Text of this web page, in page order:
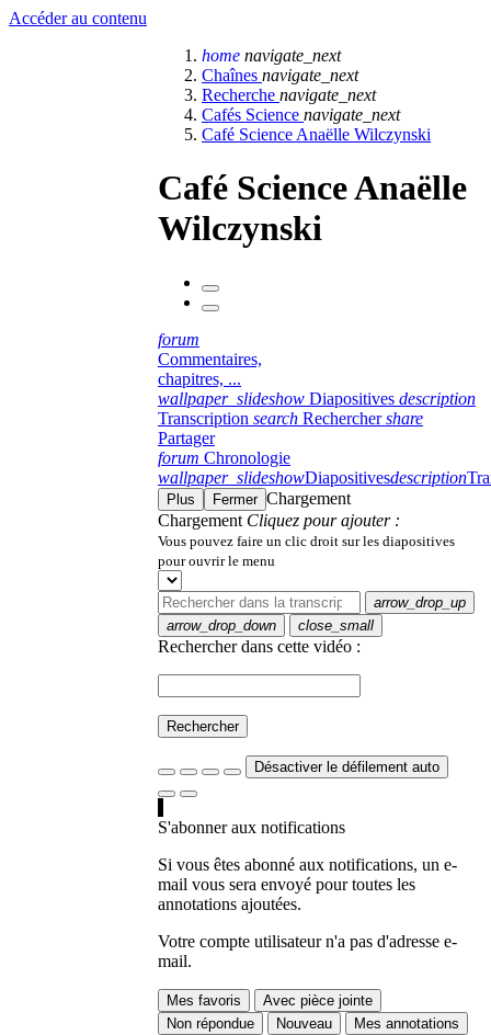
Accéder au contenu
home navigate_next
Chaînes navigate_next
Recherche navigate_next
Cafés Science navigate_next
Café Science Anaëlle Wilczynski
Café Science Anaëlle
Wilczynski
forum
Commentaires,
chapitres, ...
wallpaper_slideshow Diapositives description
Transcription search Rechercher share
Partager
forum Chronologie
wallpaper_slideshowDiapositivesdescription
Plus Fermer Chargement
Chargement Cliquez pour ajouter :
Vous pouvez faire un clic droit sur les diapositives
pour ouvrir le menu
arrow_drop_up
arrow_drop_down
close_small
Rechercher dans cette vidéo :
Rechercher
Désactiver le défilement auto
S'abonner aux notifications
Si vous êtes abonné aux notifications, un e-
mail vous sera envoyé pour toutes les
annotations ajoutées.
Votre compte utilisateur n'a pas d'adresse e-
mail.
Mes favoris
Avec pièce jointe
Non répondue
Nouveau
Mes annotations